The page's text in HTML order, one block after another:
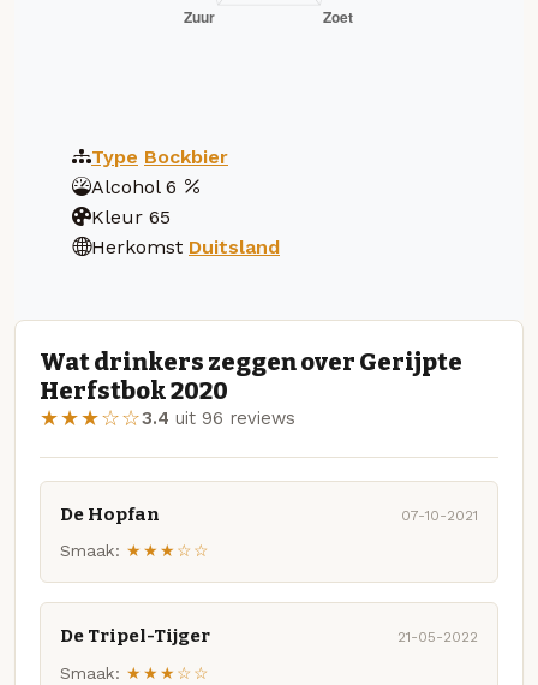
Type Bockbier
Alcohol 6
Kleur 65
Herkomst Duitsland
Wat drinkers zeggen over Gerijpte
Herfstbok 2020
★★★☆☆3.4 uit 96 reviews
De Hopfan 07-10-2021
Smaak: ★★★☆☆
De Tripel-Tijger 21-05-2022
Smaak: ★★★☆☆